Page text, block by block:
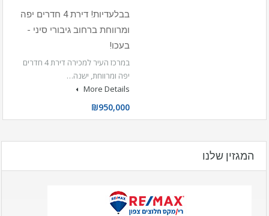
בבלעדיות! דירת 4 חדרים יפה
ומרווחת ברחוב גיבורי סיני -
בעכו!
במרכז העיר למכירה דירת 4 חדרים
יפה ומרווחת, ישנה…
More Details
₪950,000
המגזין שלנו